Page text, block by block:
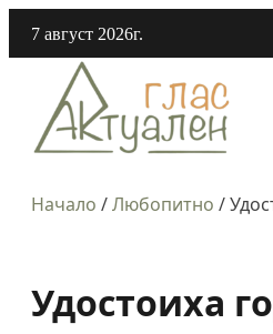
7 август 2026г.
Начало /Любопитно /
Удостоиха